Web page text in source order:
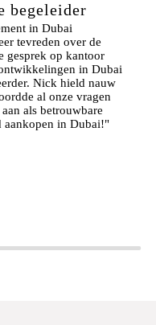
begeleider
in Dubai
tevreden over de
gesprek op kantoor
in Dubai
Nick hield nauw
al onze vragen
als betrouwbare
aankopen in Dubai!"